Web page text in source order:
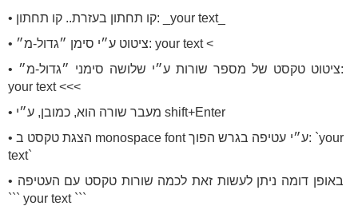
• קו תחתון בעזרת.. קו תחתון: _your text_
• ציטוט ע״י סימן ״גדול-מ״: your text <
• ציטוט טקסט של מספר שורות ע״י שלושה סימני ״גדול-מ״:
your text <<<
• מעבר שורה הוא, כמובן, ע״י shift+Enter
• הצגת טקסט ב monospace font ע״י עטיפה בגרש הפוך: `your
text`
• באופן דומה ניתן לעשות זאת לכמה שורות טקסט עם העטיפה
``` your text ```